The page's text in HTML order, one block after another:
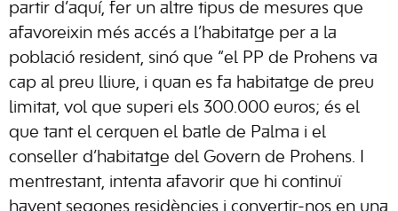
partir d’aquí, fer un altre tipus de mesures que
afavoreixin més accés a l’habitatge per a la
població resident, sinó que “el PP de Prohens va
cap al preu lliure, i quan es fa habitatge de preu
limitat, vol que superi els 300.000 euros; és el
que tant el cerquen el batle de Palma i el
conseller d’habitatge del Govern de Prohens. I
mentrestant, intenta afavorir que hi continuï
havent segones residències i convertir-nos en una